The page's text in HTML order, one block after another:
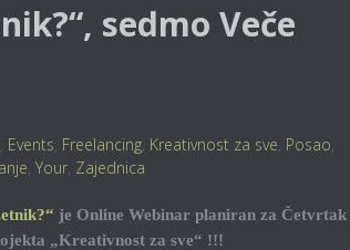
sedmo Veče
, Events, Freelancing, Kreativnost za sve, Posao,
, Your, Zajednica
je Online Webinar planiran za Četvrtak
„Kreativnost za sve“ !!!